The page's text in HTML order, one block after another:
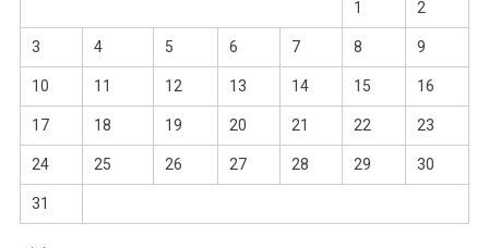
1 2
3 4 5 6 7 8 9
10 11 12 13 14 15 16
17 18 19 20 21 22 23
24 25 26 27 28 29 30
31